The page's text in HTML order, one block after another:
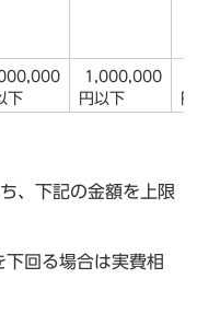
下
1,000,000
円以下
、下記の金額を上限
る場合は実費相